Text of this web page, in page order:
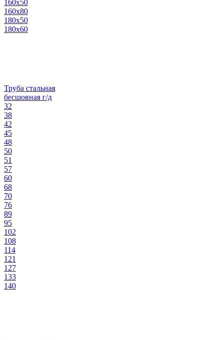
160х50
160х80
180х50
180х60
Труба стальная
бесшовная г/д
32
38
42
45
48
50
51
57
60
68
70
76
89
95
102
108
114
121
127
133
140